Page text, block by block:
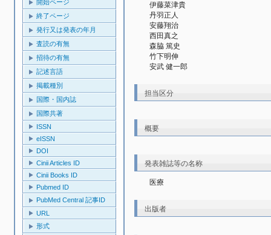
開始ページ
終了ページ
発行又は発表の年月
査読の有無
招待の有無
記述言語
掲載種別
国際・国内誌
国際共著
ISSN
eISSN
DOI
Cinii Articles ID
Cinii Books ID
Pubmed ID
PubMed Central 記事ID
URL
形式
伊藤菜津貴
丹羽正人
安藤翔治
西田真之
森脇 篤史
竹下明伸
安武 健一郎
担当区分
概要
発表雑誌等の名称
医療
出版者